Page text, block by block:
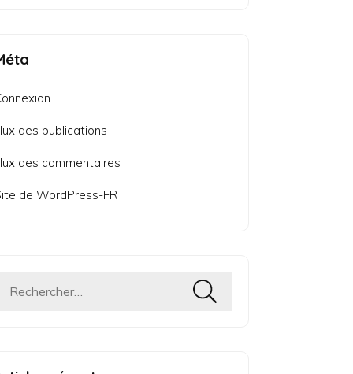
des publications
des commentaires
de WordPress-FR
Rechercher :